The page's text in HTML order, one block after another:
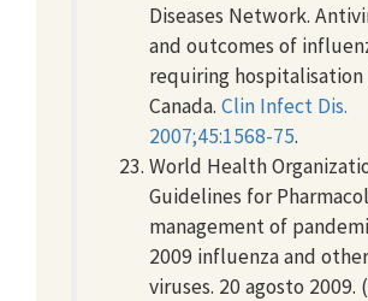
Diseases Network.
and outcomes of
requiring hospitalisation
Canada. Clin Infect Dis.
2007;45:1568-75.
World Health
Guidelines for
management of
2009 influenza and
viruses. 20 agosto 2009.